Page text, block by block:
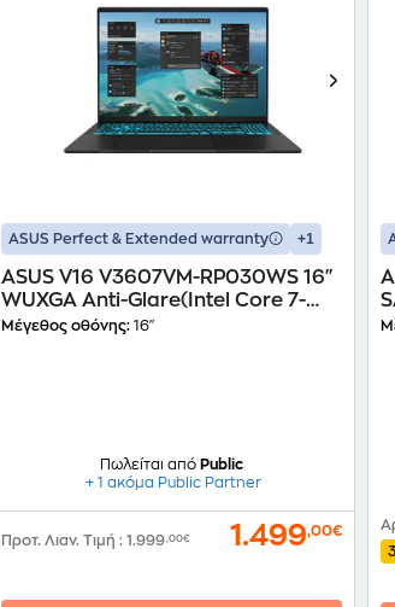
ASUS Perfect & Extended warranty +1
ASUS V16 V3607VM-RP030WS 16"
WUXGA Anti-Glare(Intel Core 7-
240H/32GB/1TB SSD/GeForce RTX
Μέγεθος οθόνης: 16"
Πωλείται από Public
+ 1 ακόμα Public Partner
Προτ. Λιαν. Τιμή : 1.999,00€ 1.499,00€